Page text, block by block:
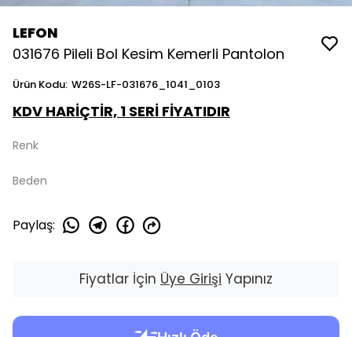
LEFON
031676 Pileli Bol Kesim Kemerli Pantolon
Ürün Kodu: W26S-LF-031676_1041_0103
KDV HARİÇTİR, 1 SERİ FİYATIDIR
Renk
Beden
Paylaş:
Fiyatlar İçin Üye Girişi Yapınız